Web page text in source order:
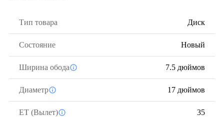
Тип товара Диск
Состояние Новый
Ширина обода 7.5 дюймов
Диаметр 17 дюймов
ЕТ (Вылет) 35